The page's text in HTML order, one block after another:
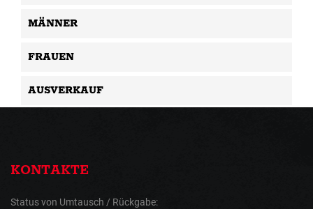
MÄNNER
FRAUEN
AUSVERKAUF
KONTAKTE
Status von Umtausch / Rückgabe: